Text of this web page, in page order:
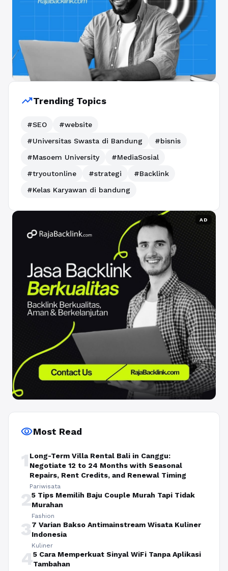
trending_upTrending Topics
#SEO
#website
#Universitas Swasta di Bandung
#bisnis
#Masoem University
#MediaSosial
#tryoutonline
#strategi
#Backlink
#Kelas Karyawan di bandung
AD
visibilityMost Read
1 Long-Term Villa Rental Bali in Canggu:
Negotiate 12 to 24 Months with Seasonal
Repairs, Rent Credits, and Renewal Timing
Pariwisata
25 Tips Memilih Baju Couple Murah Tapi Tidak
Murahan
Fashion
37 Varian Bakso Antimainstream Wisata Kuliner
Indonesia
Kuliner
45 Cara Memperkuat Sinyal WiFi Tanpa Aplikasi
Tambahan